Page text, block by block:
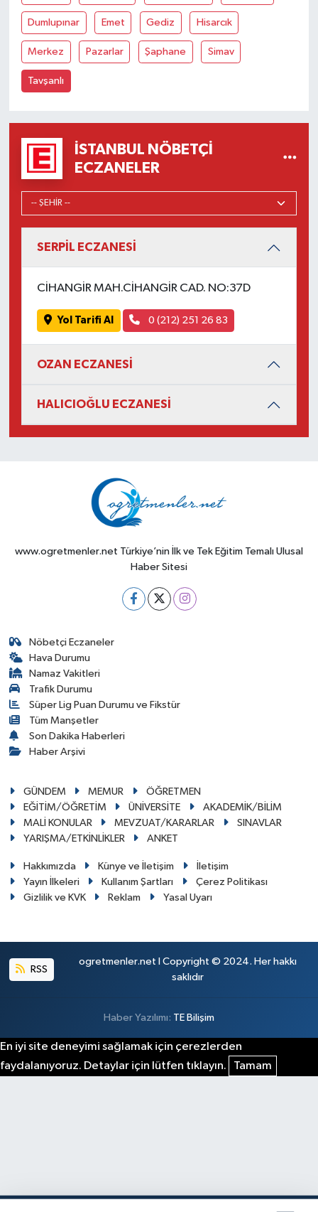
Dumlupınar Emet Gediz Hisarcık
Merkez Pazarlar Şaphane Simav
Tavşanlı
İSTANBUL NÖBETÇI
ECZANELER
SERPİL ECZANESİ
CİHANGİR MAH.CİHANGİR CAD. NO:37D
Yol Tarifi Al 0 (212) 251 26 83
OZAN ECZANESİ
HALICIOĞLU ECZANESİ
www.ogretmenler.net Türkiye’nin İlk ve Tek Eğitim Temalı Ulusal
Haber Sitesi
Nöbetçi Eczaneler
Hava Durumu
Namaz Vakitleri
Trafik Durumu
Süper Lig Puan Durumu ve Fikstür
Tüm Manşetler
Son Dakika Haberleri
Haber Arşivi
GÜNDEM MEMUR
ÖĞRETMEN
EĞİTİM/ÖĞRETİM
ÜNİVERSİTE
AKADEMİK/BİLİM
MALİ KONULAR
MEVZUAT/KARARLAR
SINAVLAR
YARIŞMA/ETKİNLİKLER
ANKET
Hakkımızda Künye ve İletişim
İletişim
Yayın İlkeleri
Kullanım Şartları
Çerez Politikası
Gizlilik ve KVK
Reklam Yasal Uyarı
RSS
ogretmenler.net I Copyright © 2024. Her hakkı
saklıdır
Haber Yazılımı: TE Bilişim
En iyi site deneyimi sağlamak için çerezlerden
faydalanıyoruz. Detaylar için lütfen tıklayın.
Tamam